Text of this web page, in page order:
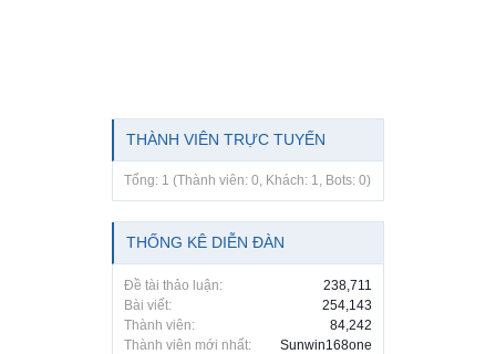
THÀNH VIÊN TRỰC TUYẾN
Tổng: 1 (Thành viên: 0, Khách: 1, Bots: 0)
THỐNG KÊ DIỄN ĐÀN
Đề tài thảo luận:
238,711
Bài viết:
254,143
Thành viên:
84,242
Thành viên mới nhất:
Sunwin168one